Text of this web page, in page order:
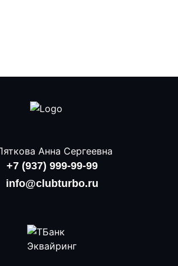
Анна Сергеевна
+7 (937) 999-99-99
info@clubturbo.ru